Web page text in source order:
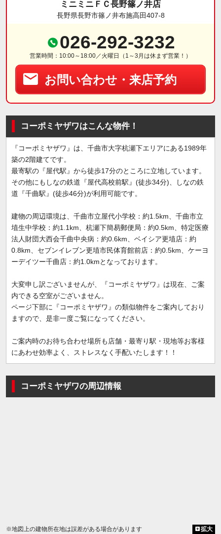
ミニミニＦＣ長野篠ノ井店
長野県長野市篠ノ井布施高田407-8
026-292-3232
営業時間：10:00～18:00／火曜日（1～3月は休まず営業！）
お問い合わせ・来店予約
コーポミヤザワはこんな物件！
『コーポミヤザワ』は、千曲市大字杭瀬下エリアにある1989年
築の2階建てです。
最寄駅の『屋代駅』から徒歩17分のところに立地しています。
その他にもしなの鉄道『屋代高校前駅』(徒歩34分)、しなの鉄
道『千曲駅』(徒歩46分)が利用可能です。
建物の周辺環境は、千曲市立屋代小学校：約1.5km、千曲市立
埴生中学校：約1.1km、杭瀬下簡易郵便局：約0.5km、特定医療
法人財団大西会千曲中央病：約0.6km、ベイシア更埴店：約
0.8km、セブンイレブン更埴市民体育館前店：約0.5km、ケーヨ
ーデイツー千曲店：約1.0kmとなっております。
大変申し訳ございませんが、『コーポミヤザワ』は現在、ご案
内できる空室がございません。
ページ下部に『コーポミヤザワ』の類似物件をご案内しており
ますので、是非一度ご覧になってください。
ご案内時のお待ち合わせ場所も店舗・最寄り駅・現地等お客様
にあわせ効率よく、ストレスなく手配いたします！！
コーポミヤザワの周辺情報
※地図上の建物所在地は誤差がある場合があります 拡大